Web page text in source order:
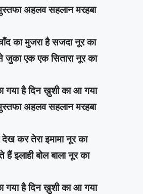
अहलव सहलान मरहबा
का मुजरा है सजदा नूर का
से जुका एक एक सितारा नूर का
गया है दिन ख़ुशी का आ गया
अहलव सहलान मरहबा
कर तेरा इमामा नूर का
इलाही बोल बाला नूर का
गया है दिन ख़ुशी का आ गया